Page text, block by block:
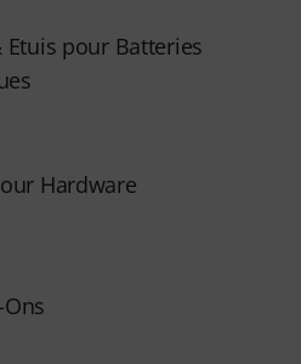
Etuis pour Batteries
Hardware